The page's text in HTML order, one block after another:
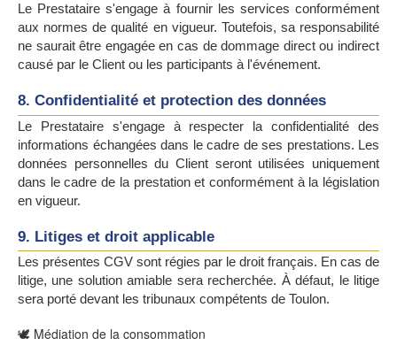
Le Prestataire s'engage à fournir les services conformément
aux normes de qualité en vigueur. Toutefois, sa responsabilité
ne saurait être engagée en cas de dommage direct ou indirect
causé par le Client ou les participants à l'événement.
8. Confidentialité et protection des données
Le Prestataire s'engage à respecter la confidentialité des
informations échangées dans le cadre de ses prestations. Les
données personnelles du Client seront utilisées uniquement
dans le cadre de la prestation et conformément à la législation
en vigueur.
9. Litiges et droit applicable
Les présentes CGV sont régies par le droit français. En cas de
litige, une solution amiable sera recherchée. À défaut, le litige
sera porté devant les tribunaux compétents de Toulon.
🕊️ Médiation de la consommation